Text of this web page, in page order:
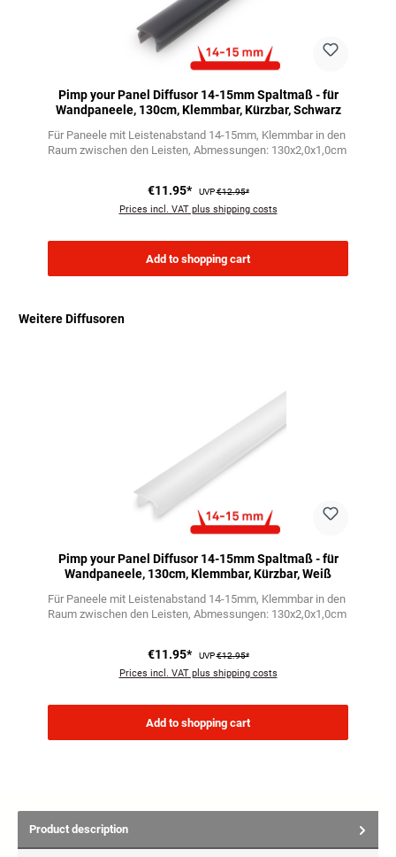
Pimp your Panel Diffusor 14-15mm Spaltmaß - für
Wandpaneele, 130cm, Klemmbar, Kürzbar, Schwarz
Für Paneele mit Leistenabstand 14-15mm Klemmbar in den
Raum zwischen den Leisten Abmessungen: 130x2,0x1,0cm
€11.95* UVP€12.95*
Prices incl. VAT plus shipping costs
Add to shopping cart
Weitere Diffusoren
Pimp your Panel Diffusor 14-15mm Spaltmaß - für
Wandpaneele, 130cm, Klemmbar, Kürzbar, Weiß
Für Paneele mit Leistenabstand 14-15mm Klemmbar in den
Raum zwischen den Leisten Abmessungen: 130x2,0x1,0cm
€11.95* UVP€12.95*
Prices incl. VAT plus shipping costs
Add to shopping cart
Product description